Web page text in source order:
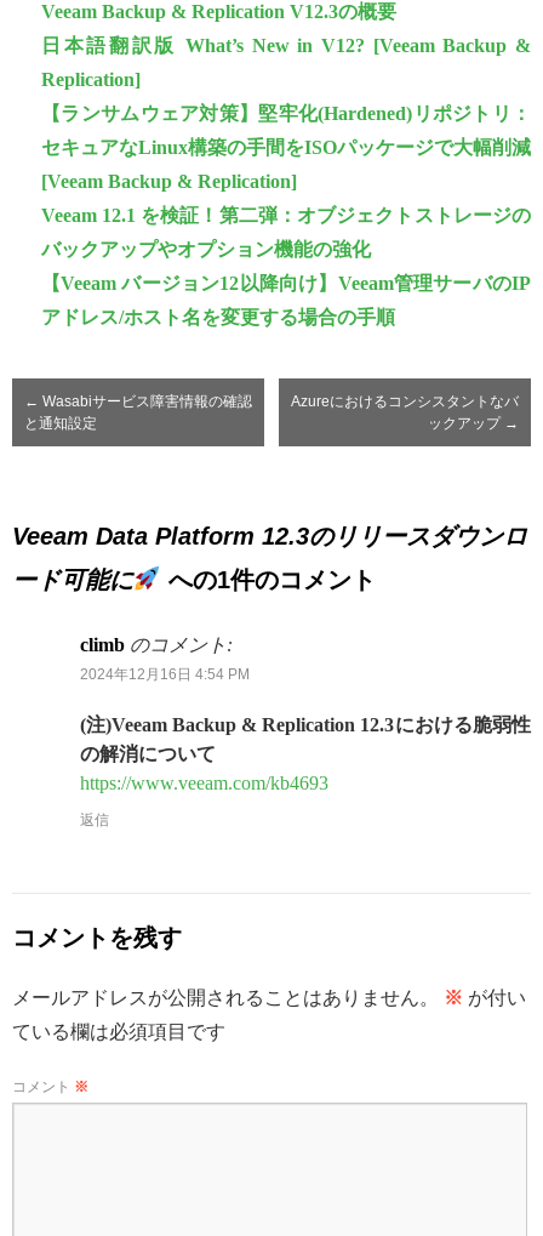
Veeam Backup & Replication V12.3の概要
日本語翻訳版 What’s New in V12? [Veeam Backup &
Replication]
【ランサムウェア対策】堅牢化(Hardened)リポジトリ：
セキュアなLinux構築の手間をISOパッケージで大幅削減
[Veeam Backup & Replication]
Veeam 12.1 を検証！第二弾：オブジェクトストレージの
バックアップやオプション機能の強化
【Veeam バージョン12以降向け】Veeam管理サーバのIP
アドレス/ホスト名を変更する場合の手順
← Wasabiサービス障害情報の確認
と通知設定
Azureにおけるコンシスタントなバ
ックアップ →
Veeam Data Platform 12.3のリリースダウンロ
ード可能に
への1件のコメント
climb のコメント:
2024年12月16日 4:54 PM
(注)Veeam Backup & Replication 12.3における脆弱性
の解消について
https://www.veeam.com/kb4693
返信
コメントを残す
メールアドレスが公開されることはありません。 ※ が付い
ている欄は必須項目です
コメント ※